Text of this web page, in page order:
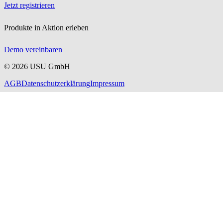
Jetzt registrieren
Produkte in Aktion erleben
Demo vereinbaren
© 2026 USU GmbH
AGBDatenschutzerklärungImpressum